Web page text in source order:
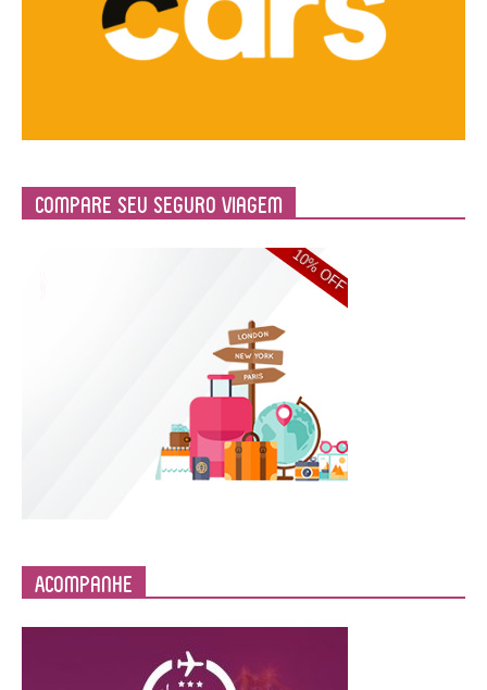
Compare Seu Seguro Viagem
Acompanhe